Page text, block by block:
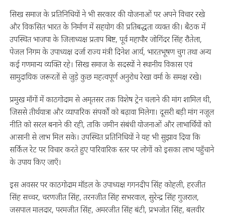
सिख समाज के प्रतिनिधियों ने भी सरकार की योजनाओं पर अपने विचार रखे
और विकसित भारत के निर्माण में सहयोग की प्रतिबद्धता व्यक्त की। बैठक में
उपस्थित भाजपा के जिलाध्यक्ष प्रताप बिष्ट, पूर्व महापौर जोगिंदर सिंह रौतेला,
पेजल निगम के उपाध्यक्ष दर्जा राज्य मंत्री दिनेश आर्य, भारतभूषण चुग तथा अन्य
कई गणमान्य व्यक्ति रहे। सिख समाज के सदस्यों ने स्थानीय विकास एवं
सामुदायिक जरूरतों से जुड़े कुछ महत्वपूर्ण अनुरोध रेखा वर्मा के समक्ष रखे।
प्रमुख माँगों में काठगोदाम से अमृतसर तक विशेष ट्रेन चलाने की मांग शामिल थी,
जिससे तीर्थयात्रा और व्यापारिक संपर्कों को बढ़ावा मिलेगा। दूसरी बड़ी मांग नजूल
नीति को सरल बनाने की रही, ताकि जमीन संबंधी योजनाओं और लाभार्थियों को
आसानी से लाभ मिल सके। उपस्थित प्रतिनिधियों ने यह भी सुझाव दिया कि
सर्किल रेट पर विचार करते हुए पारिवारिक स्तर पर लोगों को इसका लाभ पहुँचाने
के उपाय किए जाएँ।
इस अवसर पर काठगोदाम मॉडल के उपाध्यक्ष गगनदीप सिंह कोहली, हरजीत
सिंह सच्चर, चरणजीत सिंह, तरनजीत सिंह सभरवाल, सुरेन्द्र सिंह गुजराल,
जसपाल मालदार, परमजीत सिंह, अमरजीत सिंह बंटी, प्रभजोत सिंह, बलवीर